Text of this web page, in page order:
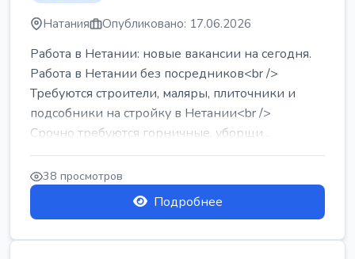
Натания Опубликовано: 17.06.2026
Работа в Нетании: новые вакансии на сегодня.
Работа в Нетании без посредников<br />
Требуются строители, маляры, плиточники и
подсобники на стройку в Нетании<br />
Срочно требуются горничные, уборщи...
38 просмотров
Подробнее